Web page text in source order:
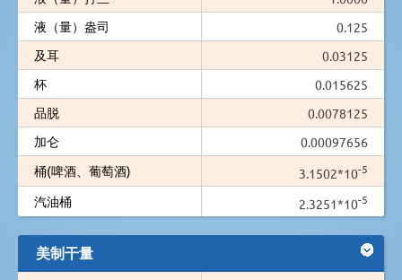
液（量）盎司
0.125
及耳
0.03125
杯
0.015625
品脱
0.0078125
加仑
0.00097656
桶(啤酒、葡萄酒)
3.1502*10-5
汽油桶 2.3251*10-5
美制干量